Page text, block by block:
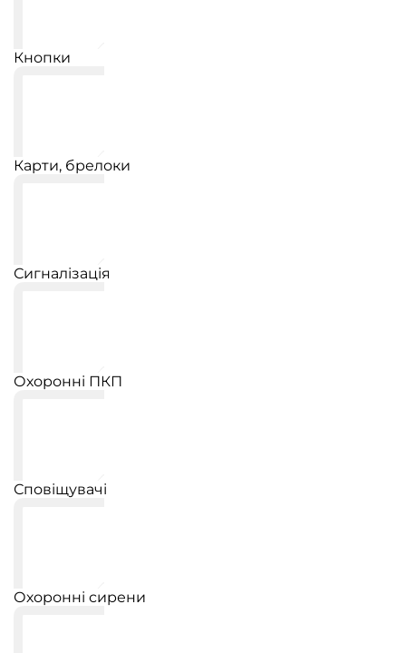
Кнопки
Карти, брелоки
Сигналізація
Охоронні ПКП
Сповіщувачі
Охоронні сирени